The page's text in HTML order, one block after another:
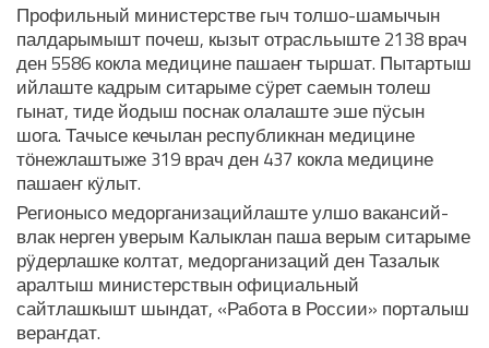
Профильный министерстве гыч толшо-шамычын
палдарымышт почеш, кызыт отрасльыште 2138 врач
ден 5586 кокла медицине пашаеҥ тыршат. Пытартыш
ийлаште кадрым ситарыме сӱрет саемын толеш
гынат, тиде йодыш поснак олалаште эше пӱсын
шога. Тачысе кечылан республикнан медицине
тӧнежлаштыже 319 врач ден 437 кокла медицине
пашаеҥ кӱлыт.
Регионысо медорганизацийлаште улшо вакансий-
влак нерген уверым Калыклан паша верым ситарыме
рӱдерлашке колтат, медорганизаций ден Тазалык
аралтыш министерствын официальный
сайтлашкышт шындат, «Работа в России» порталыш
вераҥдат.